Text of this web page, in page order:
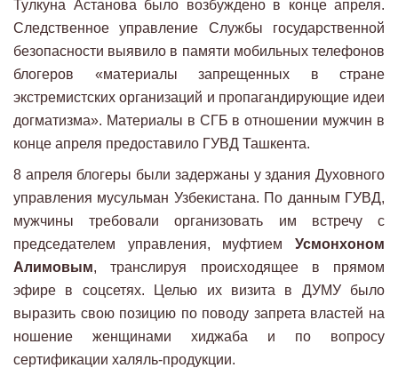
Тулкуна Астанова было возбуждено в конце апреля.
Следственное управление Службы государственной
безопасности выявило в памяти мобильных телефонов
блогеров «материалы запрещенных в стране
экстремистских организаций и пропагандирующие идеи
догматизма». Материалы в СГБ в отношении мужчин в
конце апреля предоставило ГУВД Ташкента.
8 апреля блогеры были задержаны у здания Духовного
управления мусульман Узбекистана. По данным ГУВД,
мужчины требовали организовать им встречу с
председателем управления, муфтием Усмонхоном
Алимовым, транслируя происходящее в прямом
эфире в соцсетях. Целью их визита в ДУМУ было
выразить свою позицию по поводу запрета властей на
ношение женщинами хиджаба и по вопросу
сертификации халяль-продукции.